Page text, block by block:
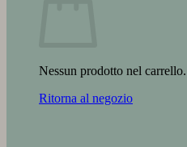
Nessun prodotto nel carrello.
Ritorna al negozio